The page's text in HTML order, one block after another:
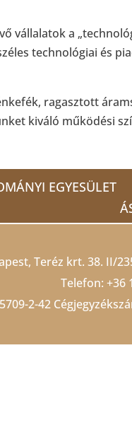
vállalatok a
technológiai és
ragasztott
kiváló működési
EGYESÜLET
Teréz krt. 38. II/
Telefon: +36
2-42